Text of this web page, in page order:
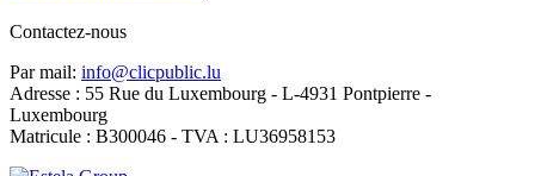
Contactez-nous
Par mail: info@clicpublic.lu
Adresse : 55 Rue du Luxembourg - L-4931 Pontpierre -
Luxembourg
Matricule : B300046 - TVA : LU36958153